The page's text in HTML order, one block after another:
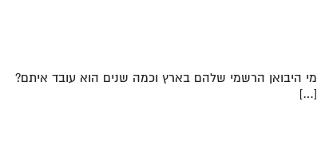
היבואן הרשמי שלהם בארץ וכמה שנים הוא עובד איתם?
[…]